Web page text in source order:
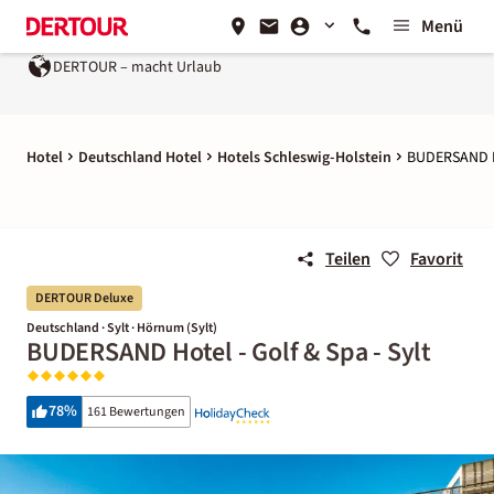
Menü
DERTOUR – macht Urlaub
Hotel Deutschland Hotel Hotels Schleswig-Holstein
Teilen Favorit
DERTOUR Deluxe
Deutschland · Sylt · Hörnum (Sylt)
BUDERSAND Hotel - Golf & Spa - Sylt
78% 161 Bewertungen